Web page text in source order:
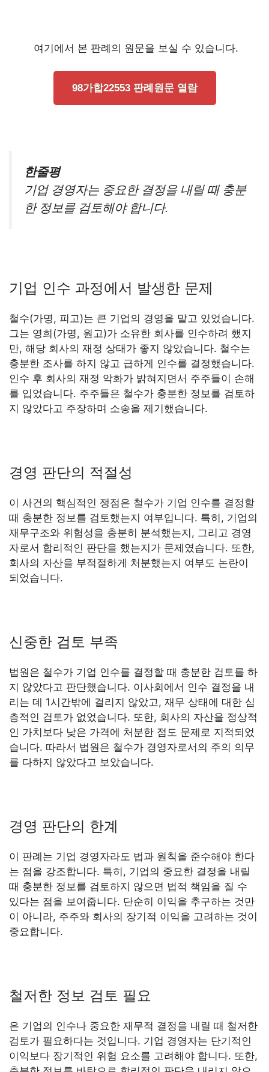
여기에서 본 판례의 원문을 보실 수 있습니다.
98가합22553 판례원문 열람
한줄평
기업 경영자는 중요한 결정을 내릴 때 충분
한 정보를 검토해야 합니다.
기업 인수 과정에서 발생한 문제
철수(가명, 피고)는 큰 기업의 경영을 맡고 있었습니다.
그는 영희(가명, 원고)가 소유한 회사를 인수하려 했지
만, 해당 회사의 재정 상태가 좋지 않았습니다. 철수는
충분한 조사를 하지 않고 급하게 인수를 결정했습니다.
인수 후 회사의 재정 악화가 밝혀지면서 주주들이 손해
를 입었습니다. 주주들은 철수가 충분한 정보를 검토하
지 않았다고 주장하며 소송을 제기했습니다.
경영 판단의 적절성
이 사건의 핵심적인 쟁점은 철수가 기업 인수를 결정할
때 충분한 정보를 검토했는지 여부입니다. 특히, 기업의
재무구조와 위험성을 충분히 분석했는지, 그리고 경영
자로서 합리적인 판단을 했는지가 문제였습니다. 또한,
회사의 자산을 부적절하게 처분했는지 여부도 논란이
되었습니다.
신중한 검토 부족
법원은 철수가 기업 인수를 결정할 때 충분한 검토를 하
지 않았다고 판단했습니다. 이사회에서 인수 결정을 내
리는 데 1시간밖에 걸리지 않았고, 재무 상태에 대한 심
층적인 검토가 없었습니다. 또한, 회사의 자산을 정상적
인 가치보다 낮은 가격에 처분한 점도 문제로 지적되었
습니다. 따라서 법원은 철수가 경영자로서의 주의 의무
를 다하지 않았다고 보았습니다.
경영 판단의 한계
이 판례는 기업 경영자라도 법과 원칙을 준수해야 한다
는 점을 강조합니다. 특히, 기업의 중요한 결정을 내릴
때 충분한 정보를 검토하지 않으면 법적 책임을 질 수
있다는 점을 보여줍니다. 단순히 이익을 추구하는 것만
이 아니라, 주주와 회사의 장기적 이익을 고려하는 것이
중요합니다.
철저한 정보 검토 필요
은 기업의 인수나 중요한 재무적 결정을 내릴 때 철저한
검토가 필요하다는 것입니다. 기업 경영자는 단기적인
이익보다 장기적인 위험 요소를 고려해야 합니다. 또한,